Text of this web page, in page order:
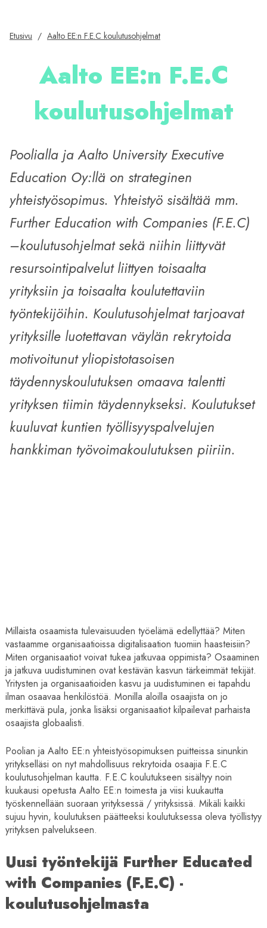
Etusivu / Aalto EE:n F.E.C koulutusohjelmat
Aalto EE:n F.E.C
koulutusohjelmat
Poolialla ja Aalto University Executive
Education Oy:llä on strateginen
yhteistyösopimus. Yhteistyö sisältää mm.
Further Education with Companies (F.E.C)
–koulutusohjelmat sekä niihin liittyvät
resursointipalvelut liittyen toisaalta
yrityksiin ja toisaalta koulutettaviin
työntekijöihin. Koulutusohjelmat tarjoavat
yrityksille luotettavan väylän rekrytoida
motivoitunut yliopistotasoisen
täydennyskoulutuksen omaava talentti
yrityksen tiimin täydennykseksi. Koulutukset
kuuluvat kuntien työllisyyspalvelujen
hankkiman työvoimakoulutuksen piiriin.
Millaista osaamista tulevaisuuden työelämä edellyttää? Miten
vastaamme organisaatioissa digitalisaation tuomiin haasteisiin?
Miten organisaatiot voivat tukea jatkuvaa oppimista? Osaaminen
ja jatkuva uudistuminen ovat kestävän kasvun tärkeimmät tekijät.
Yritysten ja organisaatioiden kasvu ja uudistuminen ei tapahdu
ilman osaavaa henkilöstöä. Monilla aloilla osaajista on jo
merkittävä pula, jonka lisäksi organisaatiot kilpailevat parhaista
osaajista globaalisti.
Poolian ja Aalto EE:n yhteistyösopimuksen puitteissa sinunkin
yritykselläsi on nyt mahdollisuus rekrytoida osaajia F.E.C
koulutusohjelman kautta. F.E.C koulutukseen sisältyy noin
kuukausi opetusta Aalto EE:n toimesta ja viisi kuukautta
työskennellään suoraan yrityksessä / yrityksissä. Mikäli kaikki
sujuu hyvin, koulutuksen päätteeksi koulutuksessa oleva työllistyy
yrityksen palvelukseen.
Uusi työntekijä Further Educated
with Companies (F.E.C) -
koulutusohjelmasta